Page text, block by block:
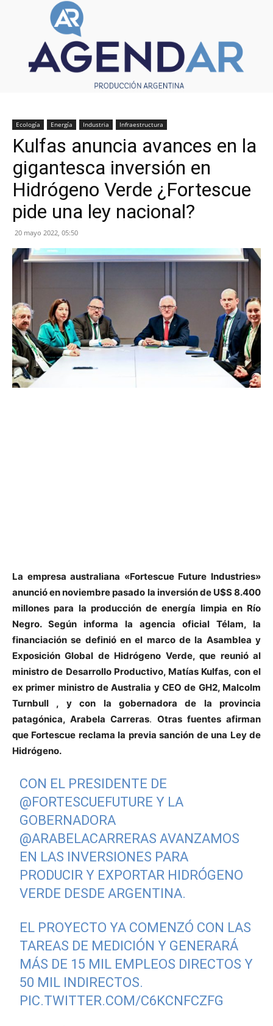
Ecología Energía Industria Infraestructura
Kulfas anuncia avances en la
gigantesca inversión en
Hidrógeno Verde ¿Fortescue
pide una ley nacional?
20 mayo 2022, 05:50
La empresa australiana «Fortescue Future Industries»
anunció en noviembre pasado la inversión de U$S 8.400
millones para la producción de energía limpia en Río
Negro. Según informa la agencia oficial Télam, la
financiación se definió en el marco de la Asamblea y
Exposición Global de Hidrógeno Verde, que reunió al
ministro de Desarrollo Productivo, Matías Kulfas, con el
ex primer ministro de Australia y CEO de GH2, Malcolm
Turnbull , y con la gobernadora de la provincia
patagónica, Arabela Carreras. Otras fuentes afirman
que Fortescue reclama la previa sanción de una Ley de
Hidrógeno.
CON EL PRESIDENTE DE
@FORTESCUEFUTURE Y LA
GOBERNADORA
@ARABELACARRERAS AVANZAMOS
EN LAS INVERSIONES PARA
PRODUCIR Y EXPORTAR HIDRÓGENO
VERDE DESDE ARGENTINA.
EL PROYECTO YA COMENZÓ CON LAS
TAREAS DE MEDICIÓN Y GENERARÁ
MÁS DE 15 MIL EMPLEOS DIRECTOS Y
50 MIL INDIRECTOS.
PIC.TWITTER.COM/C6KCNFCZFG